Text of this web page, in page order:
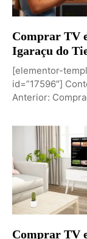
Comprar TV
Igaraçu do
[elementor-
id=”17596″]
Anterior:
Conteúdo:
Comprar TV